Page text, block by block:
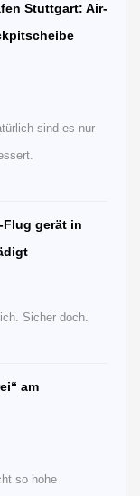
Stuttgart: Air-
sind es nur
gerät in
Sicher doch.
am
so hohe